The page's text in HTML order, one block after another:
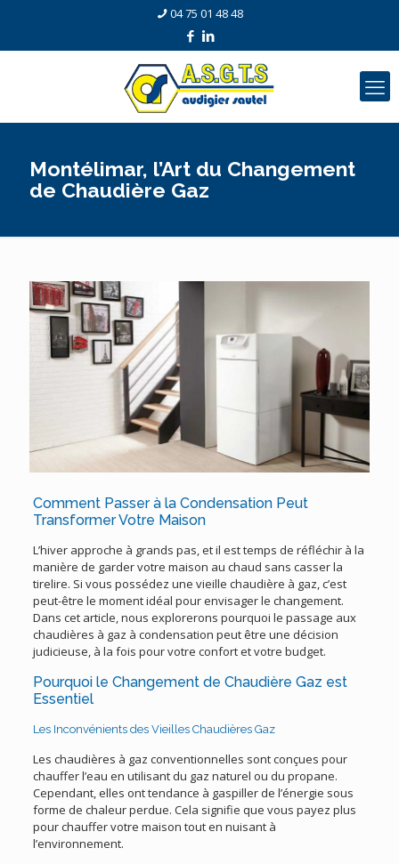
04 75 01 48 48
Montélimar, l’Art du Changement
de Chaudière Gaz
Comment Passer à la Condensation Peut
Transformer Votre Maison
L’hiver approche à grands pas, et il est temps de réfléchir à la
manière de garder votre maison au chaud sans casser la
tirelire. Si vous possédez une vieille chaudière à gaz, c’est
peut-être le moment idéal pour envisager le changement.
Dans cet article, nous explorerons pourquoi le passage aux
chaudières à gaz à condensation peut être une décision
judicieuse, à la fois pour votre confort et votre budget.
Pourquoi le Changement de Chaudière Gaz est
Essentiel
Les Inconvénients des Vieilles Chaudières Gaz
Les chaudières à gaz conventionnelles sont conçues pour
chauffer l’eau en utilisant du gaz naturel ou du propane.
Cependant, elles ont tendance à gaspiller de l’énergie sous
forme de chaleur perdue. Cela signifie que vous payez plus
pour chauffer votre maison tout en nuisant à
l’environnement.